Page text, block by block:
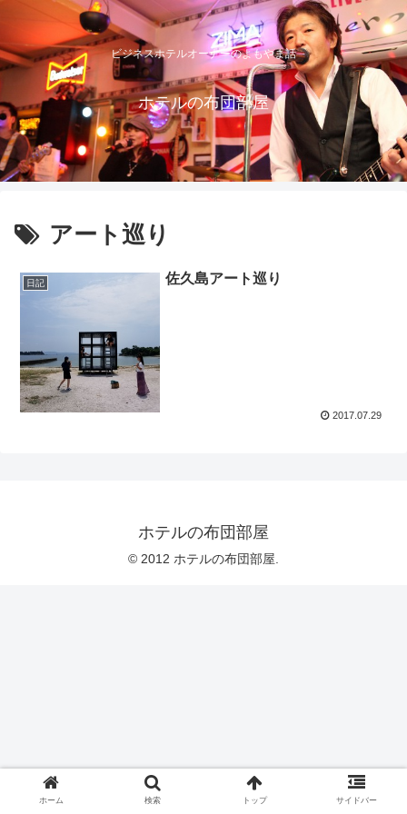
ビジネスホテルオーナーのよもやま話
ホテルの布団部屋
アート巡り
日記 佐久島アート巡り
2017.07.29
ホテルの布団部屋
© 2012 ホテルの布団部屋.
ホーム 検索 トップ サイドバー